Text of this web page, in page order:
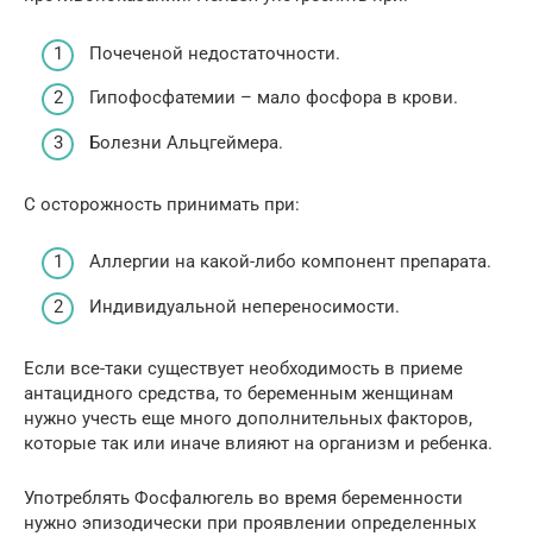
Почеченой недостаточности.
Гипофосфатемии – мало фосфора в крови.
Болезни Альцгеймера.
С осторожность принимать при:
Аллергии на какой-либо компонент препарата.
Индивидуальной непереносимости.
Если все-таки существует необходимость в приеме
антацидного средства, то беременным женщинам
нужно учесть еще много дополнительных факторов,
которые так или иначе влияют на организм и ребенка.
Употреблять Фосфалюгель во время беременности
нужно эпизодически при проявлении определенных